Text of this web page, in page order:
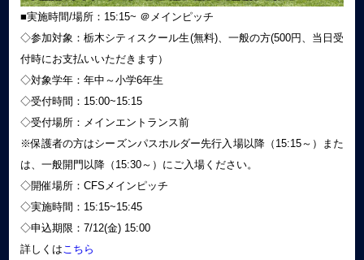
■実施時間/場所：15:15~ ＠メインピッチ
◇参加対象：栃木シティスクール生(無料)、一般の方(500円、当日受
付時にお支払いいただきます）
◇対象学年：年中～小学6年生
◇受付時間：15:00~15:15
◇受付場所：メインエントランス前
※保護者の方はシーズンパスホルダー先行入場以降（15:15～）また
は、一般開門以降（15:30～）にご入場ください。
◇開催場所：CFSメインピッチ
◇実施時間：15:15~15:45
◇申込期限：7/12(金) 15:00
詳しくは こちら